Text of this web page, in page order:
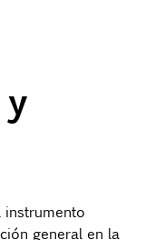
general en la